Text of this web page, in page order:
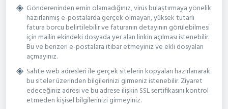
Göndereninden emin olamadığınız, virüs bulaştırmaya yönelik
hazırlanmış e-postalarda gerçek olmayan, yüksek tutarlı
fatura borcu belirtilebilir ve faturanın detayının görülebilmesi
için mailin ekindeki dosyada yer alan linkin açılması istenebilir.
Bu ve benzeri e-postalara itibar etmeyiniz ve ekli dosyaları
açmayınız.
Sahte web adresleri ile gerçek sitelerin kopyaları hazırlanarak
bu siteler üzerinden bilgilerinizi girmeniz istenebilir. Ziyaret
edeceğiniz adresi ve bu adrese ilişkin SSL sertifikasını kontrol
etmeden kişisel bilgilerinizi girmeyiniz.